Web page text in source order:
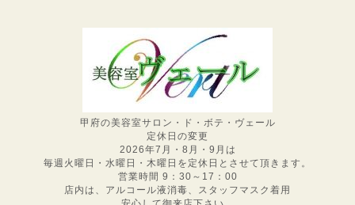
甲府の美容室サロン・ド・ボテ・ヴェール
定休日の変更
2026年7月・8月・9月は
毎週火曜日・水曜日・木曜日を定休日とさせて頂きます。
営業時間 9：30～17：00
店内は、アルコール液消毒、スタッフマスク着用